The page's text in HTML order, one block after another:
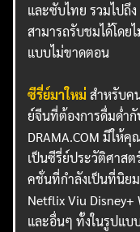
และซับไทย รวมไปถึ
สามารถรับชมได้โด
แบบไม่ขาดตอน
ซีรี่ย์มาใหม่ สำหรับ
ย์จีนที่ต้องการดื่มด่ำกั
DRAMA.COM มีให้
เป็นซีรี่ย์ประวัติศาส
คชั่นที่กำลังเป็นที่นิย
Netflix Viu Disney+
และอื่นๆ ทั้งในรูปแ